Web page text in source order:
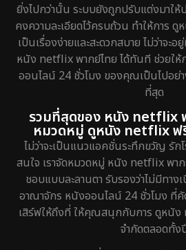
Fiction
Gothic
HBO GO
HBO Max
Heist
Historical
History ประวัติศาสตร์
ยิ่งไปกว่านั้น ระบบยังถูกปรับแต่งมาให้
คงความละเอียดไว้ครบถ้วน ทำให้กา
เป็นเรื่องง่ายและสะดวกสบาย ไม่ว่าจะ
หนัง netflix พากย์ไทย ได้ทันที ช่วยใ
ออนไลน์ 24 ชั่วโมง ของคุณเป็นไปอย่
ที่สุด
รวมที่สุดของ หนัง netflix
หมวดหมู่ ดูหนัง netflix ฟ
ไม่ว่าจะเป็นแนวแอคชั่นระทึกขวัญ รั
สนใจ เราจัดหมวดหมู่ หนัง netflix พาก
ชอบแบบละลานตา รับรองว่าไม่มีทาง
อาณาจักร หนังออนไลน์ 24 ชั่วโมง ที่
เสิร์ฟให้ถึงที่ ให้คุณสนุกกับการ ดูหนัง
จำกัดตลอดทั้ง